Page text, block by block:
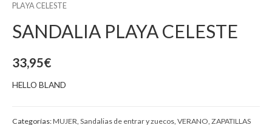
PLAYA CELESTE
SANDALIA PLAYA CELESTE
33,95€
HELLO BLAND
Categorías:MUJER Sandalias de entrar y zuecos VERANO ZAPATILLAS